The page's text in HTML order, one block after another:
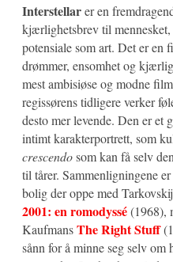
Interstellarer en
kjærlighetsbrev til
potensiale som art. Det er en
drømmer, ensomhet og
mest ambisiøse og modne
regissørens tidligere verker
desto mer levende. Den er et
intimt karakterportrett, som
crescendosom kan få selv
til tårer. Sammenligningene
bolig der oppe med
2001: en romodyssé(1968),
KaufmansThe Right Stuff
sånn for å minne seg selv om